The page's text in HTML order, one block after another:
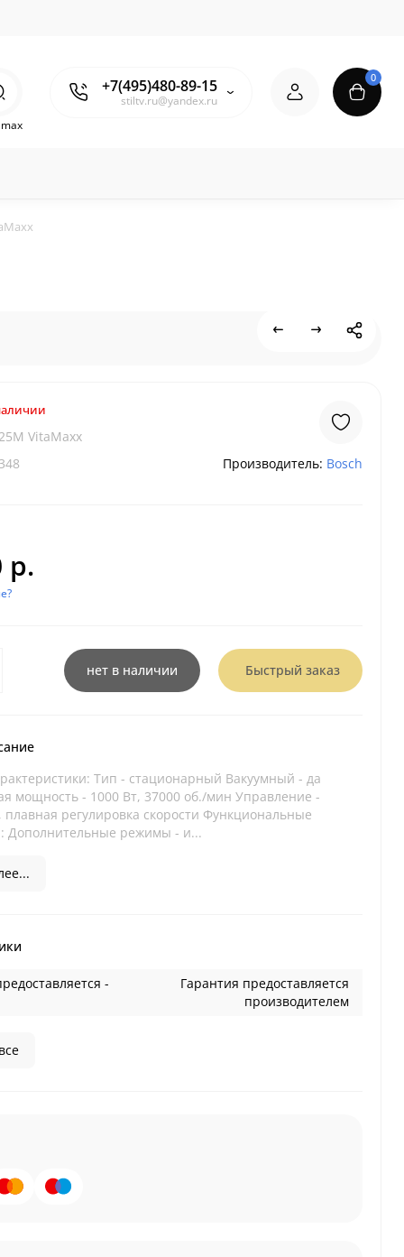
+7(495)480-89-15
stiltv.ru@yandex.ru
0
VitaMaxx
Производитель: Bosch
р.
нет в наличии Быстрый заказ
Тип - стационарный Вакуумный - да
мощность - 1000 Вт, 37000 об./мин Управление -
плавная регулировка скорости Функциональные
Дополнительные режимы - и...
-
Гарантия предоставляется
производителем